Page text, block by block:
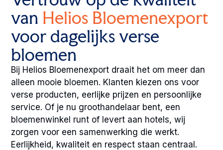
van Helios Bloemenexport
voor dagelijks verse
bloemen
Bij Helios Bloemenexport draait het om meer dan
alleen mooie bloemen. Klanten kiezen ons voor
verse producten, eerlijke prijzen en persoonlijke
service. Of je nu groothandelaar bent, een
bloemenwinkel runt of levert aan hotels, wij
zorgen voor een samenwerking die werkt.
Eerlijkheid, kwaliteit en respect staan centraal.